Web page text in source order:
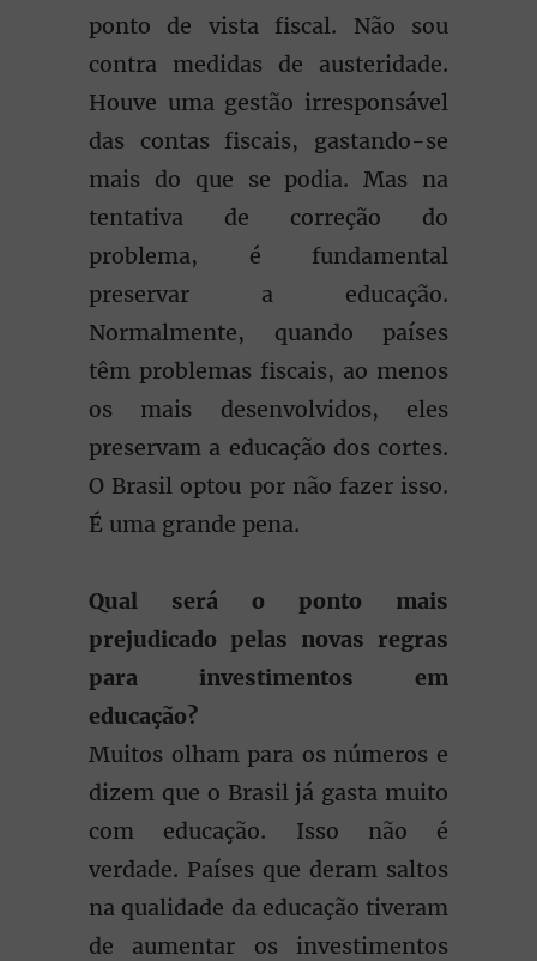
ponto de vista fiscal. Não sou
contra medidas de austeridade.
Houve uma gestão irresponsável
das contas fiscais, gastando-se
mais do que se podia. Mas na
tentativa de correção do
problema, é fundamental
preservar a educação.
Normalmente, quando países
têm problemas fiscais, ao menos
os mais desenvolvidos, eles
preservam a educação dos cortes.
O Brasil optou por não fazer isso.
É uma grande pena.
Qual será o ponto mais
prejudicado pelas novas regras
para investimentos em
educação?
Muitos olham para os números e
dizem que o Brasil já gasta muito
com educação. Isso não é
verdade. Países que deram saltos
na qualidade da educação tiveram
de aumentar os investimentos